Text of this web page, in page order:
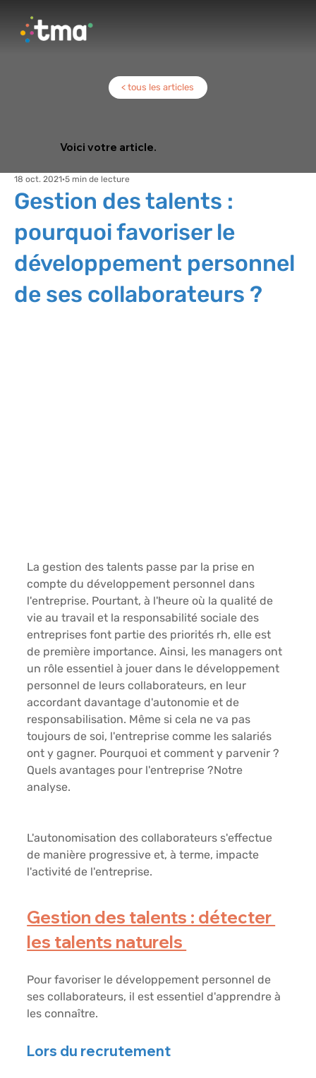
Voici votre article.
< tous les articles
Gestion des talents :
pourquoi favoriser le
développement personnel
de ses collaborateurs ?
18 oct. 2021 5 min de lecture
La gestion des talents passe par la prise en
compte du développement personnel dans
l'entreprise. Pourtant, à l'heure où la qualité de
vie au travail et la responsabilité sociale des
entreprises font partie des priorités rh, elle est
de première importance. Ainsi, les managers ont
un rôle essentiel à jouer dans le développement
personnel de leurs collaborateurs, en leur
accordant davantage d'autonomie et de
responsabilisation. Même si cela ne va pas
toujours de soi, l'entreprise comme les salariés
ont y gagner. Pourquoi et comment y parvenir ?
Quels avantages pour l'entreprise ?Notre
analyse.
L'autonomisation des collaborateurs s'effectue
de manière progressive et, à terme, impacte
l'activité de l'entreprise.
Gestion des talents : détecter
les talents naturels
Pour favoriser le développement personnel de
ses collaborateurs, il est essentiel d'apprendre à
les connaître.
Lors du recrutement